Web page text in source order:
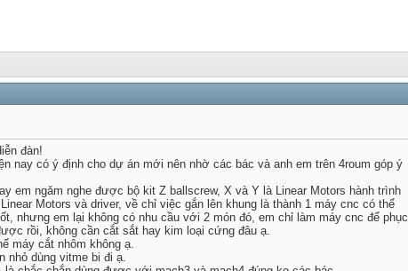
đàn!
nay có ý định cho dự án mới nên nhờ các bác và anh em trên 4roum góp ý
em ngăm nghe được bộ kit Z ballscrew, X và Y là Linear Motors hành trình
Motors và driver, về chỉ việc gắn lên khung là thành 1 máy cnc có thể
nhưng em lại không có nhu cầu với 2 món đó, em chỉ làm máy cnc để phục
rồi, không cần cắt sắt hay kim loại cứng đâu ạ.
máy cắt nhôm không ạ.
nhỏ dùng vitme bi đi ạ.